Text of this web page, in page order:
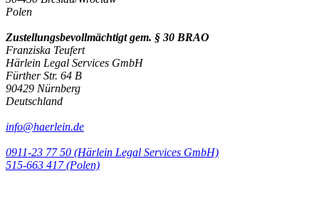
Polen
Zustellungsbevollmächtigt gem. § 30 BRAO
Franziska Teufert
Härlein Legal Services GmbH
Fürther Str. 64 B
90429 Nürnberg
Deutschland
info@haerlein.de
0911-23 77 50 (Härlein Legal Services GmbH)
‭515-663 417 (Polen)‬‬‬